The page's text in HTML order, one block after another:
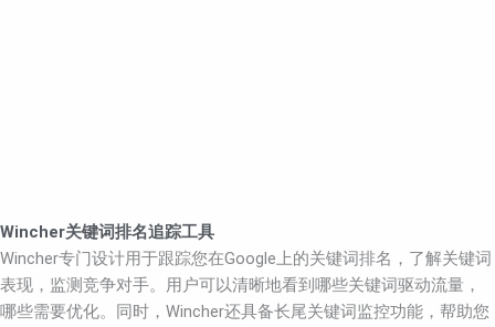
Wincher关键词排名追踪工具
Wincher专门设计用于跟踪您在Google上的关键词排名，了解关键词
表现，监测竞争对手。用户可以清晰地看到哪些关键词驱动流量，
哪些需要优化。同时，Wincher还具备长尾关键词监控功能，帮助您